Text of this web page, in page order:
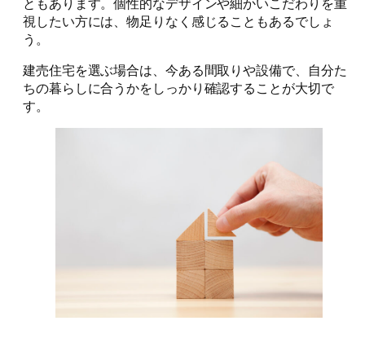
視したい方には、物足りなく感じることもあるでしょ
う。
建売住宅を選ぶ場合は、今ある間取りや設備で、自分た
ちの暮らしに合うかをしっかり確認することが大切で
す。